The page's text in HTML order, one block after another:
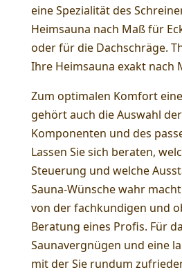
eine Spezialität des
Heimsauna nach Maß für
oder für die Dachschräge.
Ihre Heimsauna exakt nach
Zum optimalen Komfort
gehört auch die Auswahl
Komponenten und des
Lassen Sie sich beraten,
Steuerung und welche
Sauna-Wünsche wahr
von der fachkundigen und
Beratung eines Profis. Für
Saunavergnügen und eine
mit der Sie rundum